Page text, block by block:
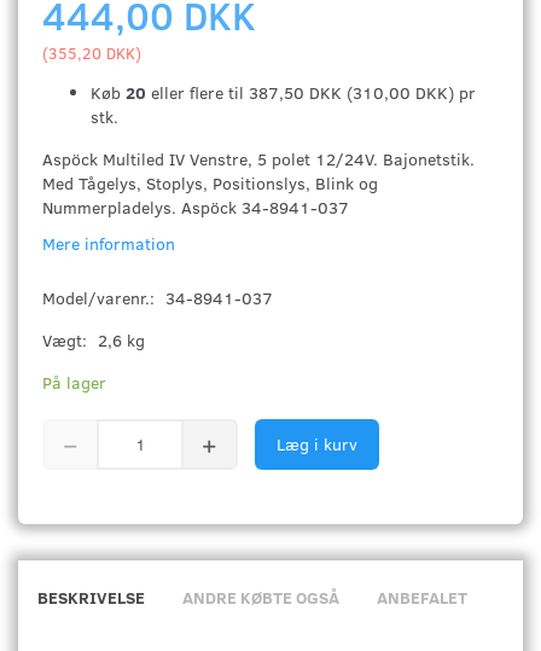
444,00 DKK
(355,20 DKK)
Køb 20 eller flere til 387,50 DKK (310,00 DKK) pr
stk.
Aspöck Multiled IV Venstre, 5 polet 12/24V. Bajonetstik.
Med Tågelys, Stoplys, Positionslys, Blink og
Nummerpladelys. Aspöck 34-8941-037
Mere information
Model/varenr.: 34-8941-037
Vægt: 2,6 kg
På lager
Læg i kurv
BESKRIVELSE ANDRE KØBTE OGSÅ ANBEFALET